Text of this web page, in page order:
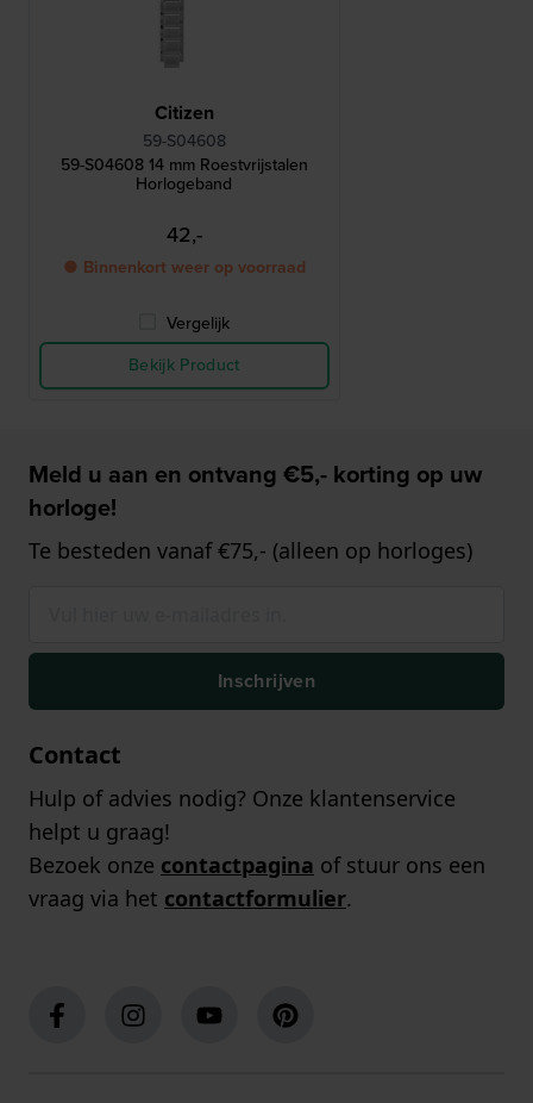
Citizen
59-S04608
59-S04608 14 mm Roestvrijstalen
Horlogeband
42,-
● Binnenkort weer op voorraad
Vergelijk
Bekijk Product
Meld u aan en ontvang €5,- korting op uw
horloge!
Te besteden vanaf €75,- (alleen op horloges)
Inschrijven
Contact
Hulp of advies nodig? Onze klantenservice
helpt u graag!
Bezoek onze contactpagina of stuur ons een
vraag via het contactformulier.